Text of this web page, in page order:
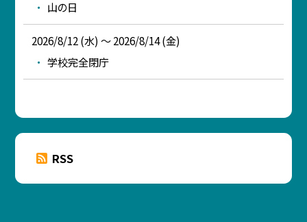
山の日
2026/8/12 (水) ～ 2026/8/14 (金)
学校完全閉庁
RSS